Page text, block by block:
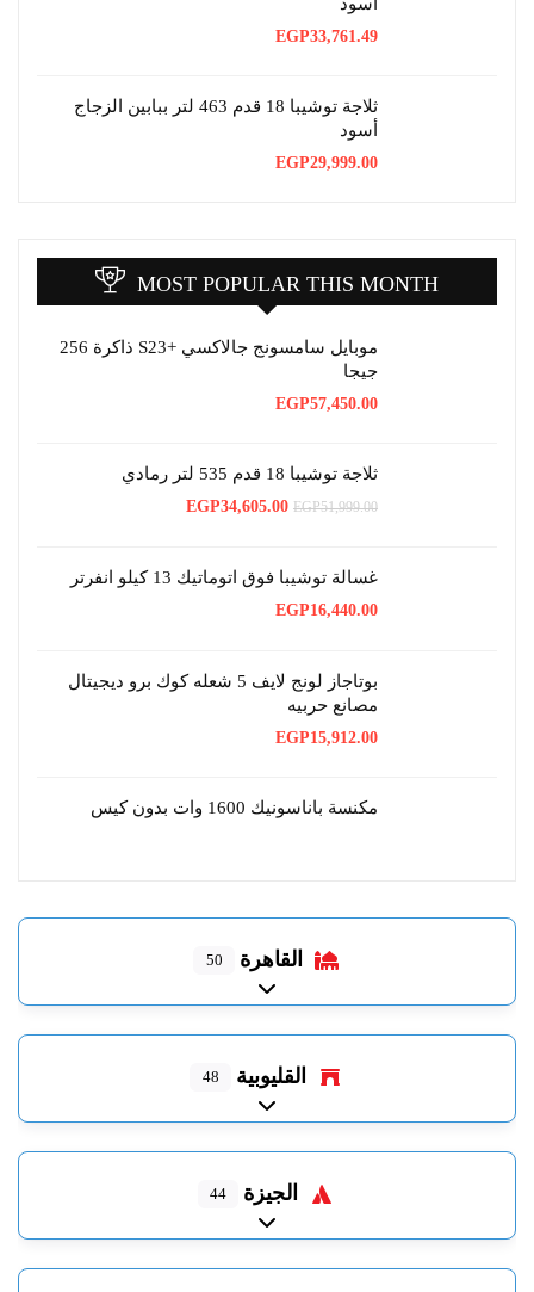
أسود
EGP33,761.49
ثلاجة توشيبا 18 قدم 463 لتر ببابين الزجاج
أسود
EGP29,999.00
MOST POPULAR THIS MONTH
موبايل سامسونج جالاكسي +S23 ذاكرة 256
جيجا
EGP57,450.00
ثلاجة توشيبا 18 قدم 535 لتر رمادي
EGP51,999.00
السعر
EGP34,605.00
السعر
غسالة توشيبا فوق اتوماتيك 13 كيلو انفرتر
EGP16,440.00
بوتاجاز لونج لايف 5 شعله كوك برو ديجيتال
مصانع حربيه
EGP15,912.00
مكنسة باناسونيك 1600 وات بدون كيس
القاهرة 50
Expand sub-categories
القليوبية 48
Expand sub-categories
الجيزة 44
Expand sub-categories